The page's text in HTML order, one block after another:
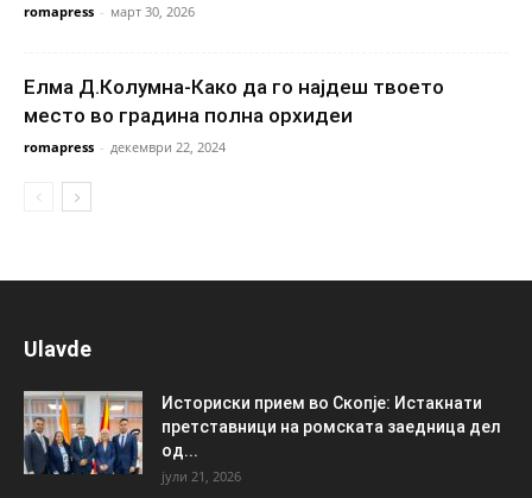
romapress - март 30, 2026
Елма Д.Колумна-Како да го најдеш твоето
место во градина полна орхидеи
romapress - декември 22, 2024
Ulavde
Историски прием во Скопје: Истакнати
претставници на ромската заедница дел
од...
јули 21, 2026